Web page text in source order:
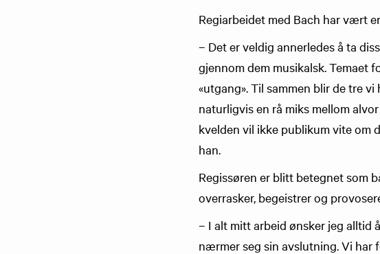
Regiarbeidet med Bach har vært
– Det er veldig annerledes å ta
gjennom dem musikalsk. Temaet
«utgang». Til sammen blir de tre
naturligvis en rå miks mellom
kvelden vil ikke publikum vite om
han.
Regissøren er blitt betegnet som
overrasker, begeistrer og
– I alt mitt arbeid ønsker jeg alltid
nærmer seg sin avslutning. Vi har